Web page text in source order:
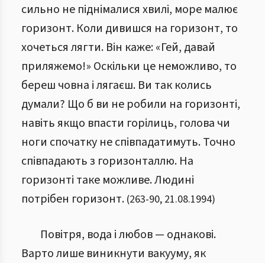
сильно не піднімалися хвилі, море малює
горизонт. Коли дивишся на горизонт, то
хочеться лягти. Він каже: «Гей, давай
приляжемо!» Оскільки це неможливо, то
береш човна і лягаєш. Ви так колись
думали? Що б ви не робили на горизонті,
навіть якщо впасти горілиць, голова чи
ноги спочатку не співпадатимуть. Точно
співпадають з горизонталлю. На
горизонті таке можливе. Людині
потрібен горизонт. (263-90, 21.08.1994)
Повітря, вода і любов — однакові.
Варто лише виникнути вакууму, як